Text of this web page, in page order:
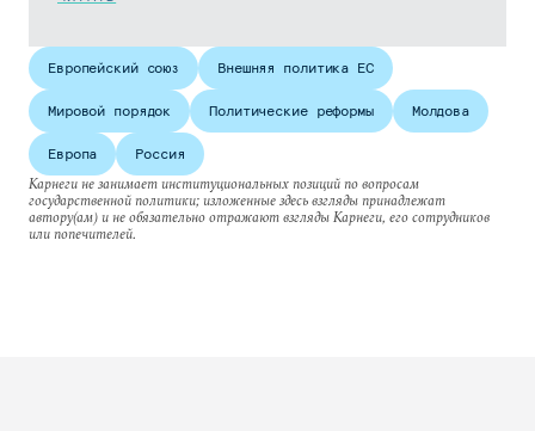
Европейский союз Внешняя политика ЕС
Мировой порядок Политические реформы Молдова
Европа
Россия
Карнеги не занимает институциональных позиций по вопросам
государственной политики; изложенные здесь взгляды принадлежат
автору(ам) и не обязательно отражают взгляды Карнеги, его сотрудников
или попечителей.